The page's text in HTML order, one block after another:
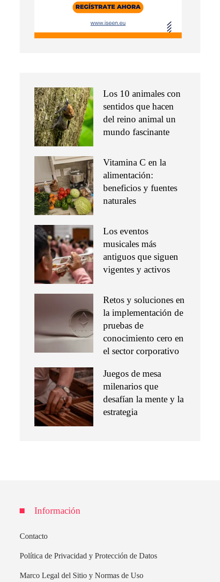
Los 10 animales con
sentidos que hacen
del reino animal un
mundo fascinante
Vitamina C en la
alimentación:
beneficios y fuentes
naturales
Los eventos
musicales más
antiguos que siguen
vigentes y activos
Retos y soluciones en
la implementación de
pruebas de
conocimiento cero en
el sector corporativo
Juegos de mesa
milenarios que
desafían la mente y la
estrategia
Información
Contacto
Política de Privacidad y Protección de Datos
Marco Legal del Sitio y Normas de Uso